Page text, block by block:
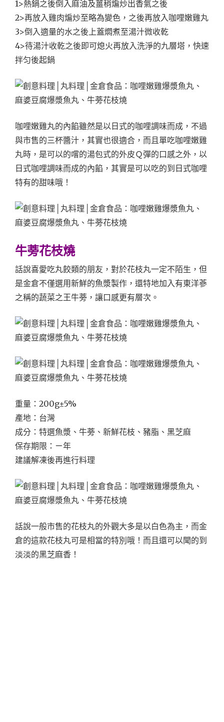
1>熱鍋之後倒入麻油及薑稍煸炒出香氣之後
2>再放入雞肉煸炒至略為變色，之後再放入咖哩嫩雞丸
3>倒入適量的水之後上蓋燜煮至湯汁微收乾
4>待湯汁收乾之後即可熄火再放入洗淨的九層塔，快速
拌匀後起鍋
咖哩嫩雞丸的內餡雖然是以日式的咖哩調味而成，不過
與市售的三杯醬汁，其實也很適合，而且單吃咖哩嫩雞
丸時，是可以的嚐的湯包式的外皮Ｑ彈的口感之外，以
日式咖哩調味而成的內餡，其實是可以吃的到日式咖哩
特有的甜味哦！
牛蒡花枝燒
話說喜愛吃丸餃類的朋友，對於花枝丸一定不陌生，但
是金倉不僅選用新鮮的魚漿製作，還特地加入有東洋蔘
之稱的蔬菜之王牛蒡，讓口感更有層次。
重量：200g±5%
產地：台灣
成分：特選魚漿、牛蒡、新鮮花枝、豬脂、黑芝麻
保存期限：ㄧ年
建議解凍後再進行料理
話說一般市售的花枝丸的外觀大多是以白色為主，而金
倉的這款花枝丸可是相當的特別哦！而且還可以聞的到
淡淡的黑芝麻香！